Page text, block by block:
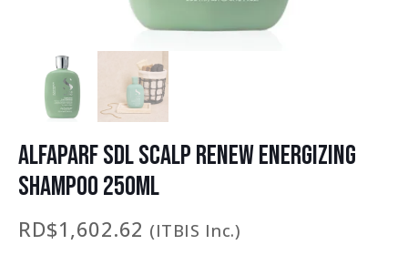
ALFAPARF SDL SCALP RENEW ENERGIZING
SHAMPOO 250ml
RD$1,602.62 (ITBIS Inc.)